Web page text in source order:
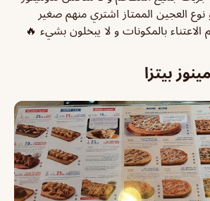
العجين الممتاز اشتري منهم صغير
بالمكونات و لا يبخلون بشيء 🔥
بيتزا